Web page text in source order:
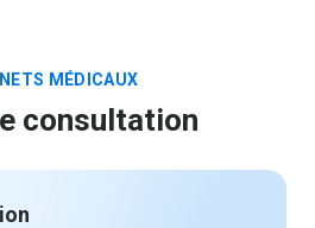
MÉDICAUX
consultation